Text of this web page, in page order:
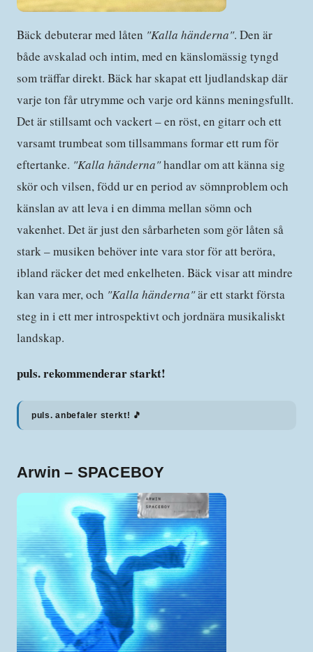
Bäck debuterar med låten "Kalla händerna". Den är
både avskalad och intim, med en känslomässig tyngd
som träffar direkt. Bäck har skapat ett ljudlandskap där
varje ton får utrymme och varje ord känns meningsfullt.
Det är stillsamt och vackert – en röst, en gitarr och ett
varsamt trumbeat som tillsammans formar ett rum för
eftertanke. "Kalla händerna"handlar om att känna sig
skör och vilsen, född ur en period av sömnproblem och
känslan av att leva i en dimma mellan sömn och
vakenhet. Det är just den sårbarheten som gör låten så
stark – musiken behöver inte vara stor för att beröra,
ibland räcker det med enkelheten. Bäck visar att mindre
kan vara mer, och "Kalla händerna"är ett starkt första
steg in i ett mer introspektivt och jordnära musikaliskt
landskap.
puls. rekommenderar starkt!
puls. anbefaler sterkt! 🎵
Arwin – SPACEBOY